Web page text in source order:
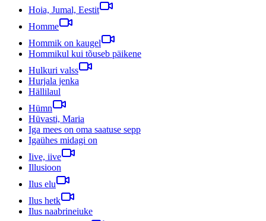
Hoia, Jumal, Eestit
Homme
Hommik on kaugel
Hommikul kui tõuseb päikene
Hulkuri valss
Hurjala jenka
Hällilaul
Hümn
Hüvasti, Maria
Iga mees on oma saatuse sepp
Igaühes midagi on
Iive, iive
Illusioon
Ilus elu
Ilus hetk
Ilus naabrineiuke